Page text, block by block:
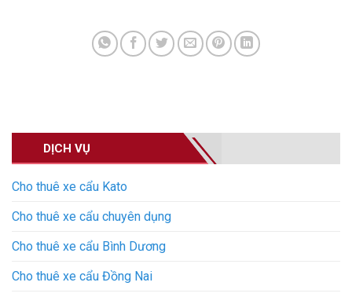
DỊCH VỤ
Cho thuê xe cẩu Kato
Cho thuê xe cẩu chuyên dụng
Cho thuê xe cẩu Bình Dương
Cho thuê xe cẩu Đồng Nai